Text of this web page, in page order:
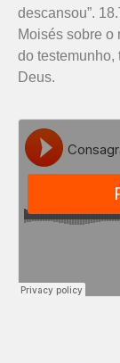
descansou”.
Moisés sobre o
do testemunho,
Deus.